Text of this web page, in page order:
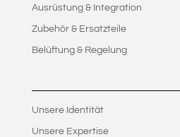
Ausrüstung & Integration
Zubehör & Ersatzteile
Belüftung & Regelung
Unsere Identität
Unsere Expertise